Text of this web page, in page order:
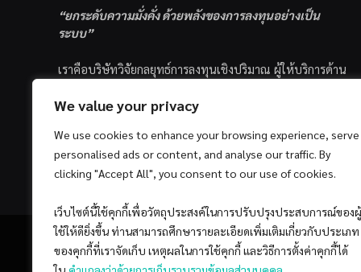
We value your privacy
We use cookies to enhance your browsing experience, serve
personalised ads or content, and analyse our traffic. By
clicking "Accept All", you consent to our use of cookies.
เว็บไซต์นี้ใช้คุกกี้เพื่อวัตถุประสงค์ในการปรับปรุงประสบการณ์ของผู้
ใช้ให้ดียิ่งขึ้น ท่านสามารถศึกษารายละเอียดเพิ่มเติมเกี่ยวกับประเภท
ของคุกกี้ที่เราจัดเก็บ เหตุผลในการใช้คุกกี้ และวิธีการตั้งค่าคุกกี้ได้
“ยกระดับความมั่งคั่ง ด้วยพลังของการลงทุนอย่างเป็น
ระบบ”
เราคือบริษัทวิจัยกลยุทธ์การลงทุนเชิงปริมาณ ผู้ให้บริการด้าน
ส่วนบุคคล ซึ่งมีเป้าหมายที่จะช่วยเหลือให้นักลงทุนไทย
ด้วยแนวคิดและกระบวนการลงทุนอย่างเป็นระบบแบบ
Quantitative & Systematic Investing